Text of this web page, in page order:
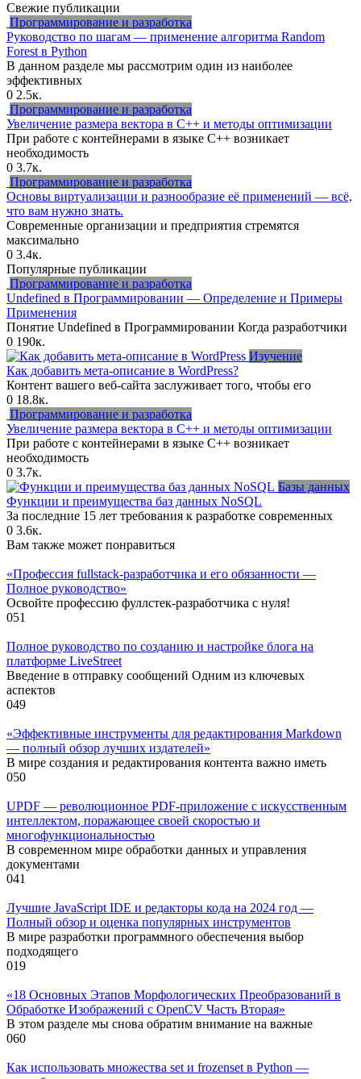
Свежие публикации
Программирование и разработка
Руководство по шагам — применение алгоритма Random
Forest в Python
В данном разделе мы рассмотрим один из наиболее
эффективных
0 2.5к.
Программирование и разработка
Увеличение размера вектора в C++ и методы оптимизации
При работе с контейнерами в языке C++ возникает
необходимость
0 3.7к.
Программирование и разработка
Основы виртуализации и разнообразие её применений — всё,
что вам нужно знать.
Современные организации и предприятия стремятся
максимально
0 3.4к.
Популярные публикации
Программирование и разработка
Undefined в Программировании — Определение и Примеры
Применения
Понятие Undefined в Программировании Когда разработчики
0 190к.
Изучение
Как добавить мета-описание в WordPress?
Контент вашего веб-сайта заслуживает того, чтобы его
0 18.8к.
Программирование и разработка
Увеличение размера вектора в C++ и методы оптимизации
При работе с контейнерами в языке C++ возникает
необходимость
0 3.7к.
Базы данных
Функции и преимущества баз данных NoSQL
За последние 15 лет требования к разработке современных
0 3.6к.
Вам также может понравиться
«Профессия fullstack-разработчика и его обязанности —
Полное руководство»
Освойте профессию фуллстек-разработчика с нуля!
051
Полное руководство по созданию и настройке блога на
платформе LiveStreet
Введение в отправку сообщений Одним из ключевых
аспектов
049
«Эффективные инструменты для редактирования Markdown
— полный обзор лучших издателей»
В мире создания и редактирования контента важно иметь
050
UPDF — революционное PDF-приложение с искусственным
интеллектом, поражающее своей скоростью и
многофункциональностью
В современном мире обработки данных и управления
документами
041
Лучшие JavaScript IDE и редакторы кода на 2024 год —
Полный обзор и оценка популярных инструментов
В мире разработки программного обеспечения выбор
подходящего
019
«18 Основных Этапов Морфологических Преобразований в
Обработке Изображений с OpenCV Часть Вторая»
В этом разделе мы снова обратим внимание на важные
060
Как использовать множества set и frozenset в Python —